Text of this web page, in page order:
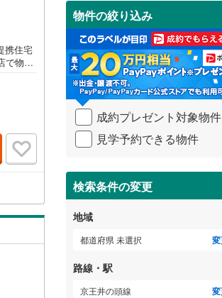
携住宅
で物件
ボタ
ださ
資料
りま
受
け
取
る
・
条
件
を
イ
ペ
ジ
に
保
存
す
る
物件の絞り込み
成約プレゼント対象物件
見学予約できる物件
検索条件の変更
地域
都道府県 未選択
路線・駅
京王井の頭線
久留里線(5)
山手線(1,194)
武蔵野線(560)
横須賀線(521)
青梅線(148)
小海線(5)
京浜東北線(1,931)
総武線(1,275)
御殿場線
太多線 (2)
小学校まで1km以内（28）
ゲストルーム（0）
（44）